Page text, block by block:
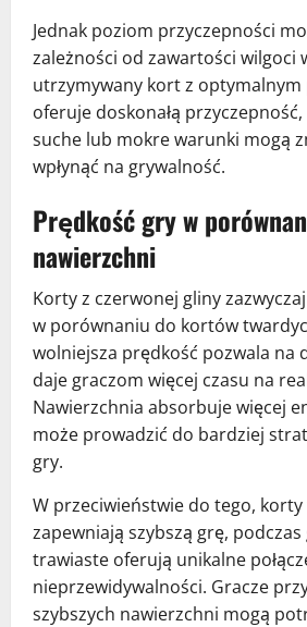
Jednak poziom przyczepności
zależności od zawartości wilgoci
utrzymywany kort z
oferuje doskonałą
suche lub mokre warunki mogą
wpłynąć na grywalność.
Prędkość gry w
nawierzchni
Korty z czerwonej gliny
w porównaniu do kortów
wolniejsza prędkość pozwala na
daje graczom więcej czasu na
Nawierzchnia absorbuje więcej
może prowadzić do bardziej
gry.
W przeciwieństwie do tego,
zapewniają szybszą grę,
trawiaste oferują unikalne
nieprzewidywalności. Gracze
szybszych nawierzchni mogą